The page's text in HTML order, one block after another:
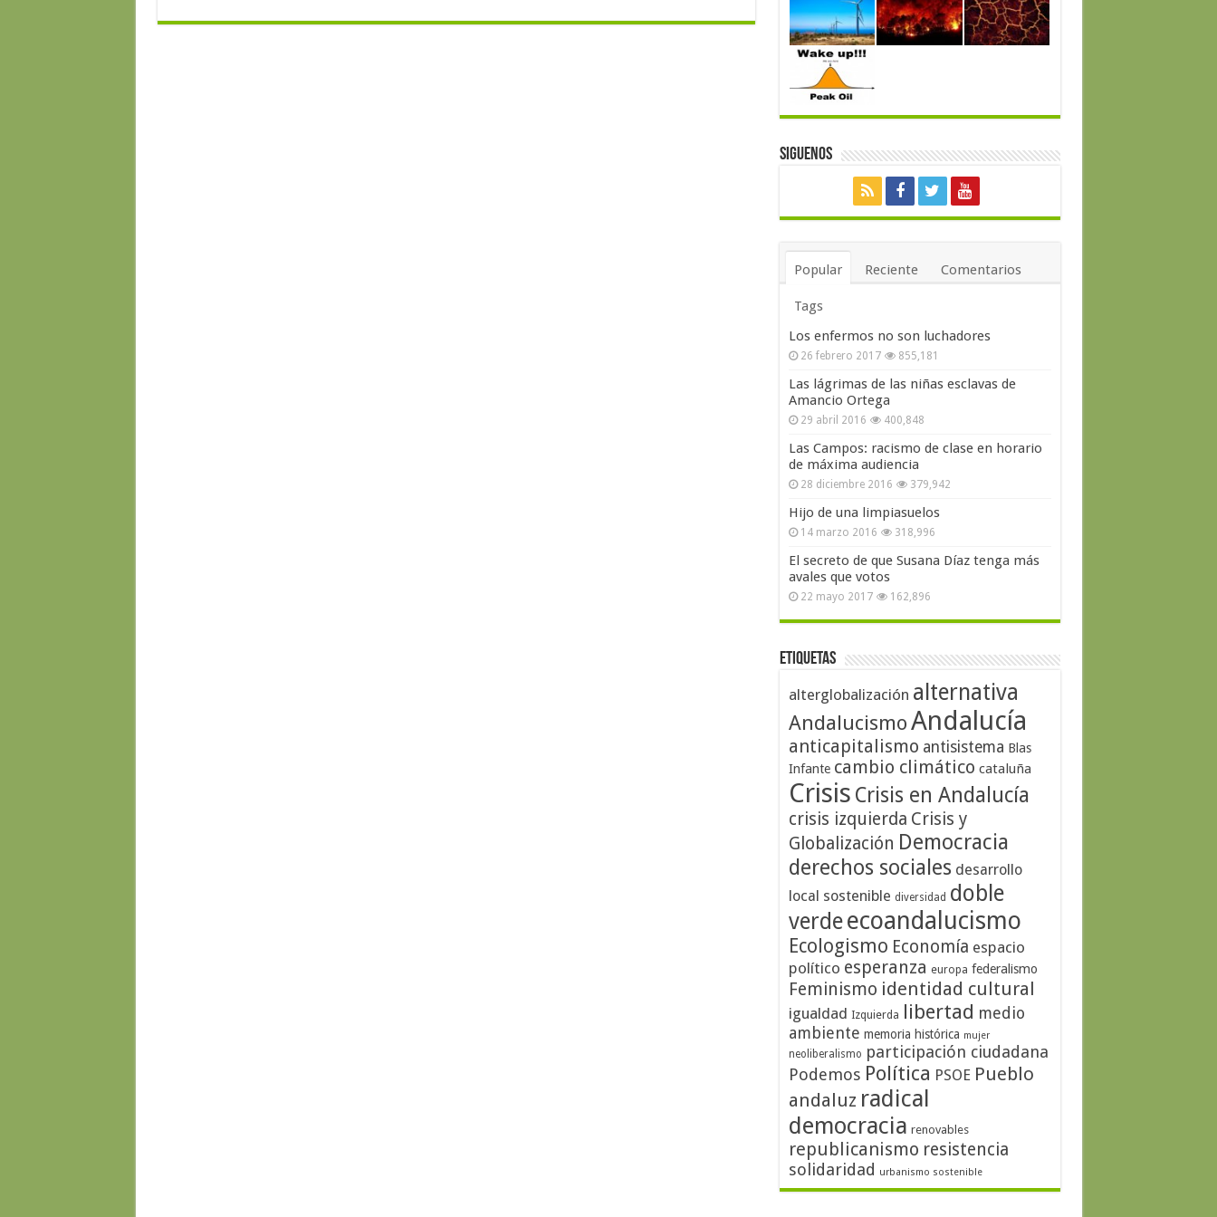
Siguenos
Popular Reciente Comentarios
Tags
Los enfermos no son luchadores
26 febrero 2017 855,181
Las lágrimas de las niñas esclavas de
Amancio Ortega
29 abril 2016 400,848
Las Campos: racismo de clase en horario
de máxima audiencia
28 diciembre 2016 379,942
Hijo de una limpiasuelos
14 marzo 2016 318,996
El secreto de que Susana Díaz tenga más
avales que votos
22 mayo 2017 162,896
Etiquetas
alterglobalización alternativa
AndalucismoAndalucía
anticapitalismo antisistema Blas
Infante cambio climático cataluña
Crisis Crisis en Andalucía
crisis izquierda Crisis y
Globalización Democracia
derechos sociales desarrollo
local sostenible diversidad doble
verdeecoandalucismo
Ecologismo Economía espacio
político esperanza europa federalismo
Feminismo identidad cultural
igualdad Izquierda libertad medio
ambiente memoria histórica mujer
neoliberalismo participación ciudadana
Podemos Política PSOE Pueblo
andaluz radical
democracia renovables
republicanismo resistencia
solidaridad urbanismo sostenible